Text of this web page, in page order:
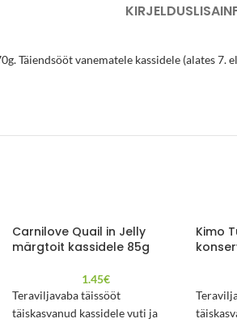
KIRJELDUS
Täiendsööt vanematele kassidele (alates 7.
Carnilove Quail in Jelly
märgtoit kassidele 85g
1.45€
Teraviljavaba täissööt
täiskasvanud kassidele vuti ja
Kimo